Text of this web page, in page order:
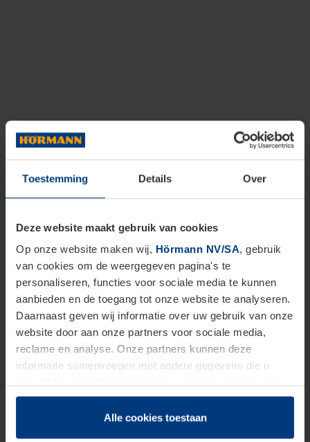
Toestemming Details Over
Deze website maakt gebruik van cookies
Op onze website maken wij, Hörmann NV/SA, gebruik
van cookies om de weergegeven pagina's te
personaliseren, functies voor sociale media te kunnen
aanbieden en de toegang tot onze website te analyseren.
Daarnaast geven wij informatie over uw gebruik van onze
website door aan onze partners voor sociale media,
reclame en analyse. Onze partners kunnen deze
informatie samenvoegen met andere gegevens die u
hun diensten hebben verzameld.
Juridisch hebben wij het recht om cookies op uw
Alle cookies toestaan